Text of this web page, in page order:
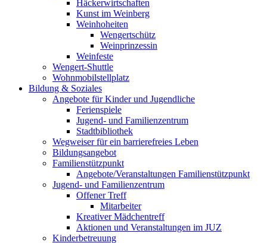
Häckerwirtschaften
Kunst im Weinberg
Weinhoheiten
Wengertschütz
Weinprinzessin
Weinfeste
Wengert-Shuttle
Wohnmobilstellplatz
Bildung & Soziales
Angebote für Kinder und Jugendliche
Ferienspiele
Jugend- und Familienzentrum
Stadtbibliothek
Wegweiser für ein barrierefreies Leben
Bildungsangebot
Familienstützpunkt
Angebote/Veranstaltungen Familienstützpunkt
Jugend- und Familienzentrum
Offener Treff
Mitarbeiter
Kreativer Mädchentreff
Aktionen und Veranstaltungen im JUZ
Kinderbetreuung